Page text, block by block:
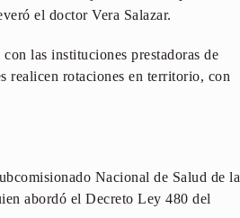
el doctor Vera Salazar.
las instituciones prestadoras de
realicen rotaciones en territorio, con
Nacional de Salud de la
abordó el Decreto Ley 480 del